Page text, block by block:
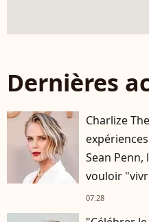
Dernières
Charlize
Sean
vouloir
07:28